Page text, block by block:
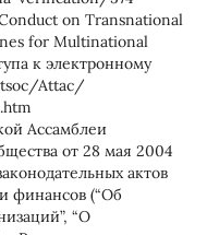
on Transnational
for Multinational
к электронному
Attac/
Ассамблеи
от 28 мая 2004
актов
финансов (“Об
“О